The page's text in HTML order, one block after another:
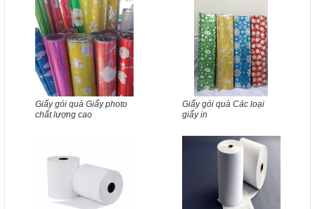
Giấy gói quà Giấy photo
chất lượng cao
Giấy gói quà Các loại
giấy in